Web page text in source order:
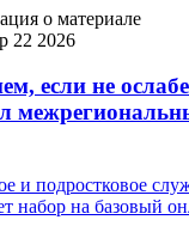
о материале
22 2026
если не